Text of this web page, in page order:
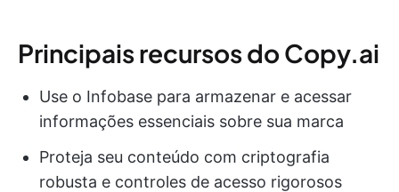
Principais recursos do Copy.ai
Use o Infobase para armazenar e acessar
informações essenciais sobre sua marca
Proteja seu conteúdo com criptografia
robusta e controles de acesso rigorosos